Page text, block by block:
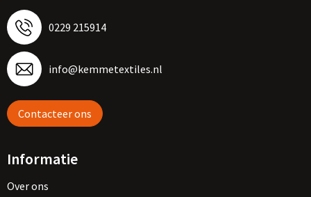
0229 215914
info@kemmetextiles.nl
Contacteer ons
Informatie
Over ons